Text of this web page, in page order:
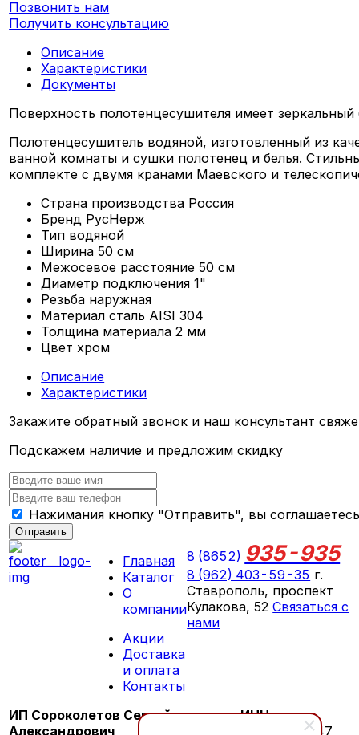
Позвонить нам
Получить консультацию
Описание
Характеристики
Документы
Поверхность полотенцесушителя имеет
Полотенцесушитель водяной, изготовленный из
ванной комнаты и сушки полотенец и белья.
комплекте с двумя кранами Маевского и
Страна производства Россия
Бренд РусНерж
Тип водяной
Ширина 50 см
Межосевое расстояние 50 см
Диаметр подключения 1"
Резьба наружная
Материал сталь AISI 304
Толщина материала 2 мм
Цвет хром
Описание
Характеристики
Закажите обратный звонок и наш консультант
Подскажем наличие и предложим скидку
Нажимания кнопку "Отправить", вы
Отправить
Главная
Каталог
О
компании
Акции
Доставка
и оплата
Контакты
8 (8652) 935-935
8 (962) 403-59-35 г.
Ставрополь, проспект
Кулакова, 52Связаться с
нами
ИП Сороколетов Сергей
Александрович
ИНН:
260603276147